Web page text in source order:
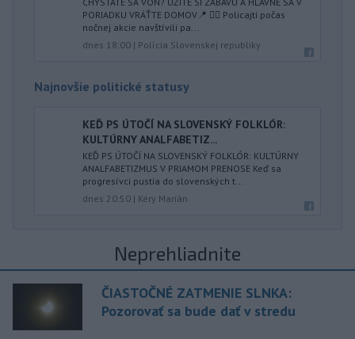
PORIADKU VRÁŤTE DOMOV📍 👮‍♂️ Policajti počas
nočnej akcie navštívili pa...
dnes 18:00 | Polícia Slovenskej republiky
Najnovšie politické statusy
KEĎ PS ÚTOČÍ NA SLOVENSKÝ FOLKLÓR:
KULTÚRNY ANALFABETIZ...
KEĎ PS ÚTOČÍ NA SLOVENSKÝ FOLKLÓR: KULTÚRNY
ANALFABETIZMUS V PRIAMOM PRENOSE Keď sa
progresívci pustia do slovenských t...
dnes 20:50 | Kéry Marián
Neprehliadnite
ČIASTOČNÉ ZATMENIE SLNKA:
Pozorovať sa bude dať v stredu